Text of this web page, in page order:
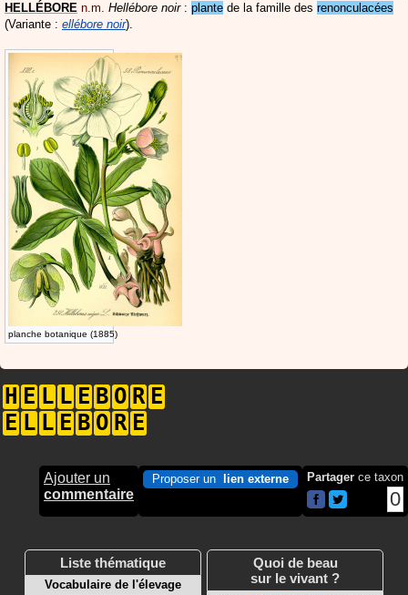
HELLÉBORE n.m. Hellébore noir: plante de la famille des renonculacées
(Variante : ellébore noir).
planche botanique (1885)
H E L L E B O R E
E L L E B O R E
Ajouter un
commentaire
Proposer un lien externe Partager ce taxon
0
Liste thématique
Vocabulaire de l'élevage
Quoi de beau
sur le vivant ?